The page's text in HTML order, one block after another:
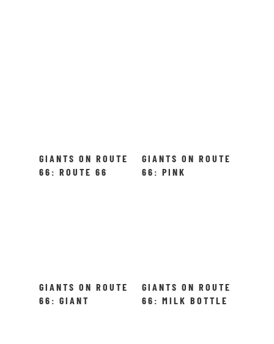
GIANTS ON ROUTE
66: ROUTE 66
GIANTS ON ROUTE
66: PINK
GIANTS ON ROUTE
66: GIANT
GIANTS ON ROUTE
66: MILK BOTTLE